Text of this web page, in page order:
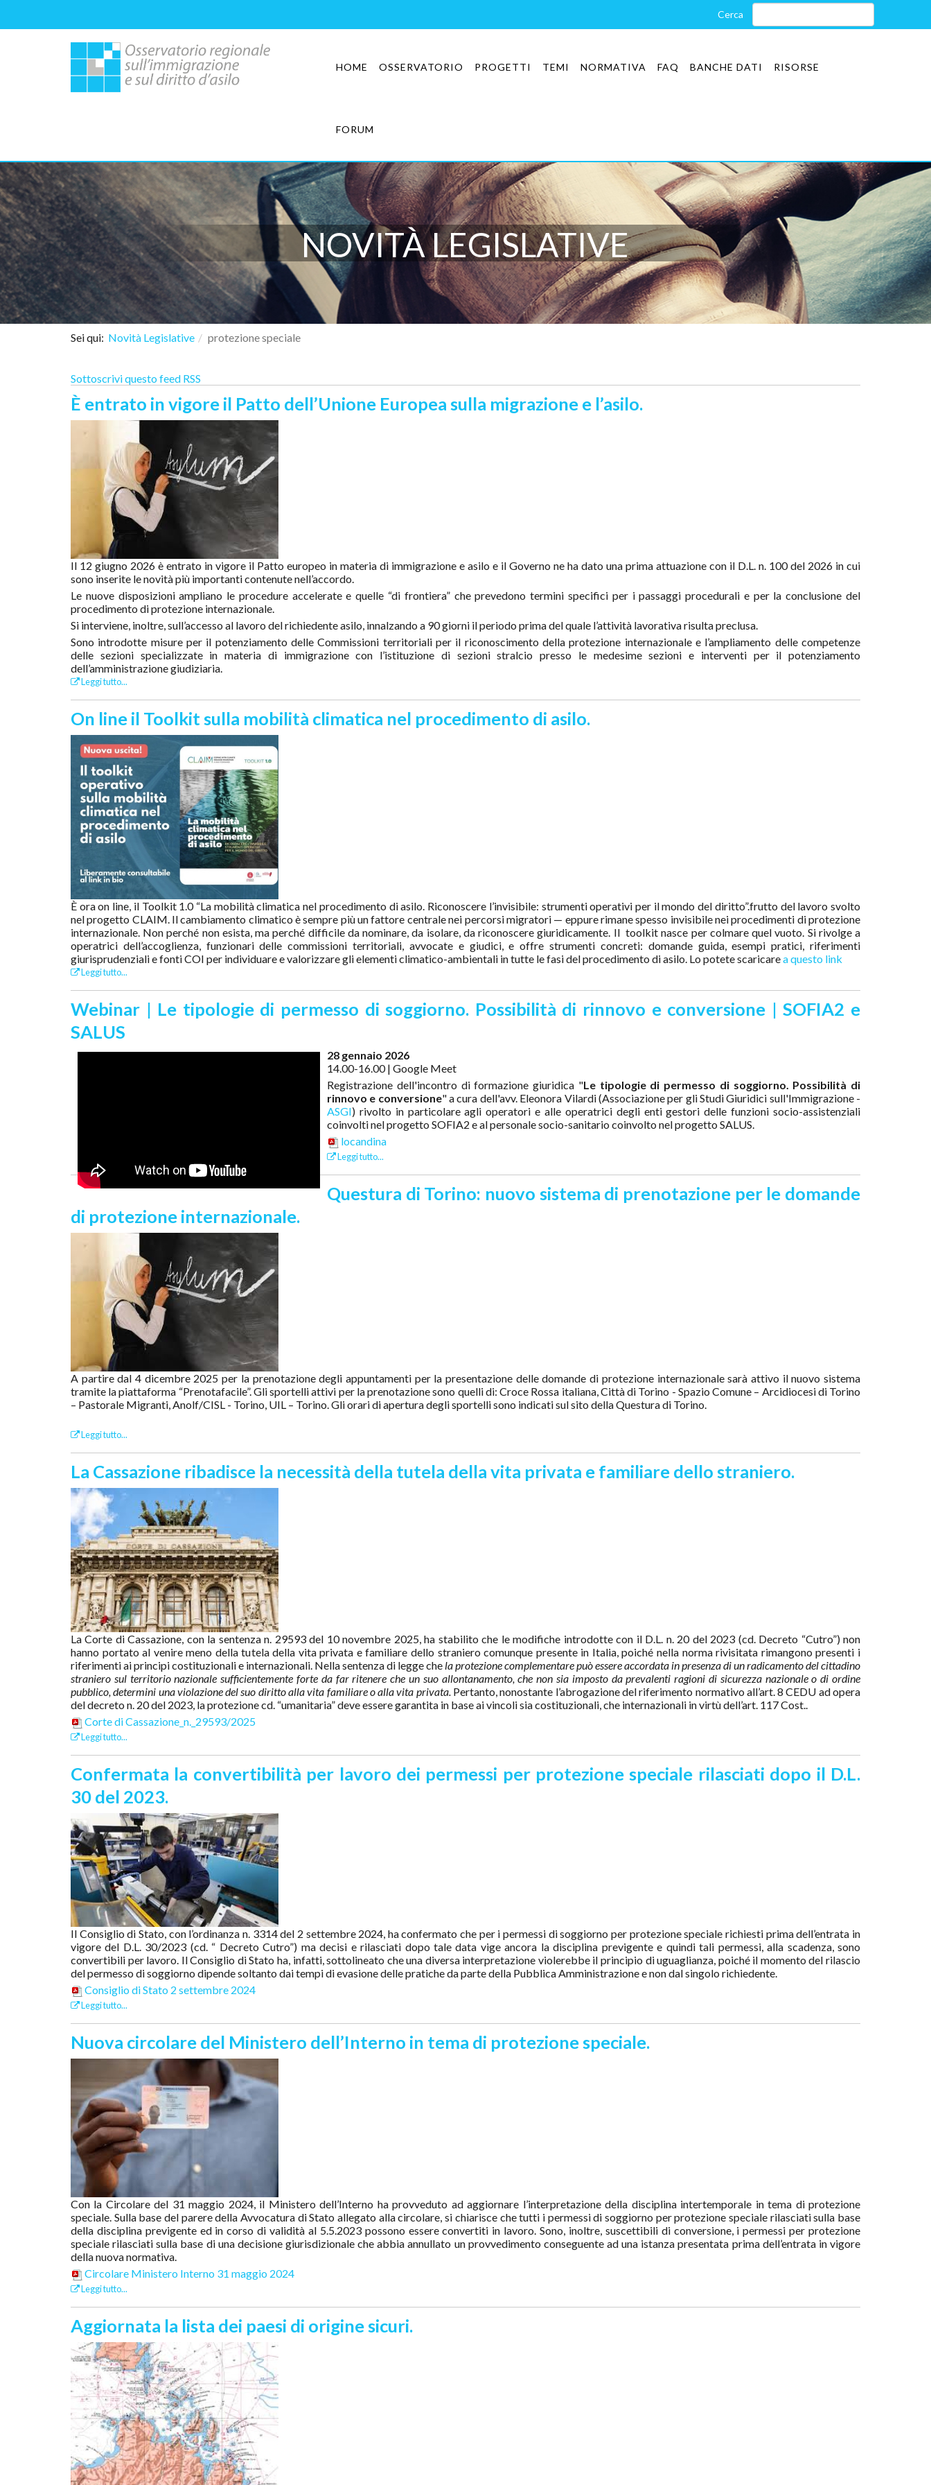
HOME OSSERVATORIO PROGETTI TEMI NORMATIVA FAQ BANCHE DATI RISORSE
FORUM
NOVITÀ LEGISLATIVE
Sei qui: Novità Legislative protezione speciale
Sottoscrivi questo feed RSS
È entrato in vigore il Patto dell’Unione Europea sulla migrazione e l’asilo.
Il 12 giugno 2026 è entrato in vigore il Patto europeo in materia di immigrazione e asilo e il Governo ne ha dato una prima attuazione con il D.L. n. 100 del 2026 in cui
sono inserite le novità più importanti contenute nell’accordo.
Le nuove disposizioni ampliano le procedure accelerate e quelle “di frontiera” che prevedono termini specifici per i passaggi procedurali e per la conclusione del
procedimento di protezione internazionale.
Si interviene, inoltre, sull’accesso al lavoro del richiedente asilo, innalzando a 90 giorni il periodo prima del quale l’attività lavorativa risulta preclusa.
Sono introdotte misure per il potenziamento delle Commissioni territoriali per il riconoscimento della protezione internazionale e l’ampliamento delle competenze
delle sezioni specializzate in materia di immigrazione con l’istituzione di sezioni stralcio presso le medesime sezioni e interventi per il potenziamento
dell’amministrazione giudiziaria.
Leggi tutto...
On line il Toolkit sulla mobilità climatica nel procedimento di asilo.
È ora on line, il Toolkit 1.0 “La mobilità climatica nel procedimento di asilo. Riconoscere l’invisibile: strumenti operativi per il mondo del diritto”.frutto del lavoro svolto
nel progetto CLAIM. Il cambiamento climatico è sempre più un fattore centrale nei percorsi migratori — eppure rimane spesso invisibile nei procedimenti di protezione
internazionale. Non perché non esista, ma perché difficile da nominare, da isolare, da riconoscere giuridicamente. Il toolkit nasce per colmare quel vuoto. Si rivolge a
operatrici dell’accoglienza, funzionari delle commissioni territoriali, avvocate e giudici, e offre strumenti concreti: domande guida, esempi pratici, riferimenti
giurisprudenziali e fonti COI per individuare e valorizzare gli elementi climatico-ambientali in tutte le fasi del procedimento di asilo. Lo potete scaricarea questo link
Leggi tutto...
Webinar | Le tipologie di permesso di soggiorno. Possibilità di rinnovo e conversione | SOFIA2 e
SALUS
28 gennaio 2026
14.00-16.00 | Google Meet
Registrazione dell'incontro di formazione giuridica "Le tipologie di permesso di soggiorno. Possibilità di
rinnovo e conversione" a cura dell'avv. Eleonora Vilardi (Associazione per gli Studi Giuridici sull'Immigrazione -
ASGI) rivolto in particolare agli operatori e alle operatrici degli enti gestori delle funzioni socio-assistenziali
coinvolti nel progetto SOFIA2 e al personale socio-sanitario coinvolto nel progetto SALUS.
locandina
Leggi tutto...
Questura di Torino: nuovo sistema di prenotazione per le domande
di protezione internazionale.
A partire dal 4 dicembre 2025 per la prenotazione degli appuntamenti per la presentazione delle domande di protezione internazionale sarà attivo il nuovo sistema
tramite la piattaforma “Prenotafacile”. Gli sportelli attivi per la prenotazione sono quelli di: Croce Rossa italiana, Città di Torino - Spazio Comune – Arcidiocesi di Torino
– Pastorale Migranti, Anolf/CISL - Torino, UIL – Torino. Gli orari di apertura degli sportelli sono indicati sul sito della Questura di Torino.
Leggi tutto...
La Cassazione ribadisce la necessità della tutela della vita privata e familiare dello straniero.
La Corte di Cassazione, con la sentenza n. 29593 del 10 novembre 2025, ha stabilito che le modifiche introdotte con il D.L. n. 20 del 2023 (cd. Decreto “Cutro”) non
hanno portato al venire meno della tutela della vita privata e familiare dello straniero comunque presente in Italia, poiché nella norma rivisitata rimangono presenti i
riferimenti ai principi costituzionali e internazionali. Nella sentenza di legge che la protezione complementare può essere accordata in presenza di un radicamento del cittadino
straniero sul territorio nazionale sufficientemente forte da far ritenere che un suo allontanamento, che non sia imposto da prevalenti ragioni di sicurezza nazionale o di ordine
pubblico, determini una violazione del suo diritto alla vita familiare o alla vita privata. Pertanto, nonostante l’abrogazione del riferimento normativo all’art. 8 CEDU ad opera
del decreto n. 20 del 2023, la protezione cd. “umanitaria” deve essere garantita in base ai vincoli sia costituzionali, che internazionali in virtù dell’art. 117 Cost..
Corte di Cassazione_n._29593/2025
Leggi tutto...
Confermata la convertibilità per lavoro dei permessi per protezione speciale rilasciati dopo il D.L.
30 del 2023.
Il Consiglio di Stato, con l’ordinanza n. 3314 del 2 settembre 2024, ha confermato che per i permessi di soggiorno per protezione speciale richiesti prima dell’entrata in
vigore del D.L. 30/2023 (cd. “ Decreto Cutro”) ma decisi e rilasciati dopo tale data vige ancora la disciplina previgente e quindi tali permessi, alla scadenza, sono
convertibili per lavoro. Il Consiglio di Stato ha, infatti, sottolineato che una diversa interpretazione violerebbe il principio di uguaglianza, poiché il momento del rilascio
del permesso di soggiorno dipende soltanto dai tempi di evasione delle pratiche da parte della Pubblica Amministrazione e non dal singolo richiedente.
Consiglio di Stato 2 settembre 2024
Leggi tutto...
Nuova circolare del Ministero dell’Interno in tema di protezione speciale.
Con la Circolare del 31 maggio 2024, il Ministero dell’Interno ha provveduto ad aggiornare l’interpretazione della disciplina intertemporale in tema di protezione
speciale. Sulla base del parere della Avvocatura di Stato allegato alla circolare, si chiarisce che tutti i permessi di soggiorno per protezione speciale rilasciati sulla base
della disciplina previgente ed in corso di validità al 5.5.2023 possono essere convertiti in lavoro. Sono, inoltre, suscettibili di conversione, i permessi per protezione
speciale rilasciati sulla base di una decisione giurisdizionale che abbia annullato un provvedimento conseguente ad una istanza presentata prima dell’entrata in vigore
della nuova normativa.
Circolare Ministero Interno 31 maggio 2024
Leggi tutto...
Aggiornata la lista dei paesi di origine sicuri.